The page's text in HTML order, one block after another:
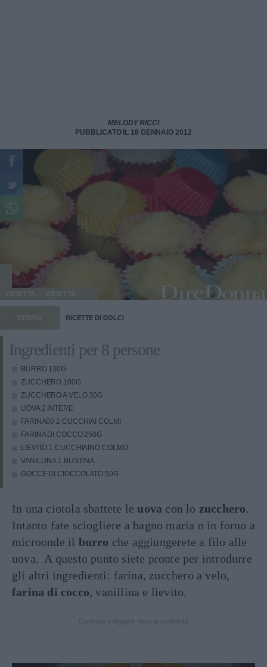
MELODY RICCI
PUBBLICATO IL 18 GENNAIO 2012
RICETTA
STORIA RICETTE DI DOLCI
Ingredienti per 8 persone
BURRO 130G
ZUCCHERO 100G
ZUCCHERO A VELO 30G
UOVA 2 INTERE
FARINA00 2 CUCCHIAI COLMI
FARINA DI COCCO 250G
LIEVITO 1 CUCCHIAINO COLMO
VANILLINA 1 BUSTINA
GOCCE DI CIOCCOLATO 50G
In una ciotola sbattete leuova con lo zucchero.
Intanto fate sciogliere a bagno maria o in forno a
microonde il burro che aggiungerete a filo alle
uova. A questo punto siete pronte per introdurre
gli altri ingredienti: farina, zucchero a velo,
farina di cocco, vanillina e lievito.